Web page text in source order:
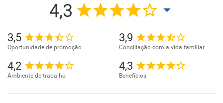
4,3
3,5
Oportunidade de promoção
3,9
Conciliação com a vida familiar
4,2
Ambiente de trabalho
4,3
Benefícios